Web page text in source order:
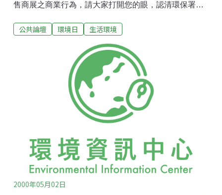
售商展之商業行為，請大家打開您的眼，認清環保署的
出面嚴懲失職人員及糾正錯誤，並請主辦單位公開全部
「千喜有愛、美麗台灣」的環境日活動，不出所料，真
的是一場草率、粗糙的活動，在非假日辦理，原訂四點
結束，卻在三點多便已收拾。若說是環境日宣導與紀念
，不如說是環保機構大拜。更可笑的是，如些耗資數百
萬元公帑的活動，現場竟可違法販售商品，不是又是一
如地攤的賣場。在從中正紀念堂現場之觀察及實際進行
過程，其中活動內容與當初環保署擬辦之內容有相大之
辦之政令宣導活動，現場竟可以現金交易之商業行為的
嚴重失職。為使環保署及新政府重視「真心辦環保活
動」及不應再「錯誤示範」，多次在
公共論壇 環境日 生活環境
2000年05月02日